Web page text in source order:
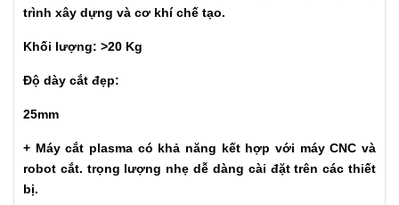
trình xây dựng và cơ khí chế tạo.
Khối lượng: >20 Kg
Độ dày cắt đẹp:
25mm
+ Máy cắt plasma có khả năng kết hợp với máy CNC và
robot cắt. trọng lượng nhẹ dễ dàng cài đặt trên các thiết
bị.